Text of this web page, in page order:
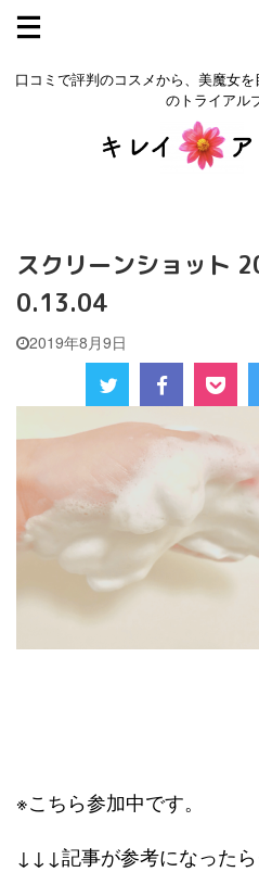
口コミで評判のコスメから、美魔女
のトライアル
スクリーンショット
0.13.04
2019年8月9日
※こちら参加中です。
↓↓↓記事が参考になった